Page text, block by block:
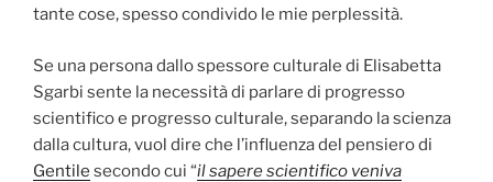
tante cose, spesso condivido le mie perplessità.
Se una persona dallo spessore culturale di Elisabetta
Sgarbi sente la necessità di parlare di progresso
scientifico e progresso culturale, separando la scienza
dalla cultura, vuol dire che l’influenza del pensiero di
Gentile secondo cui “il sapere scientifico veniva